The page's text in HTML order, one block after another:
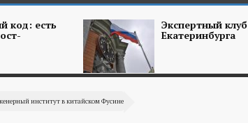
код: есть Экспертный клуб
Екатеринбурга
институт в китайском Фусине